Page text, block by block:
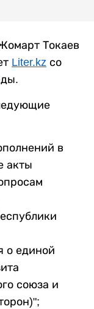
Токаев
Liter.kz со
в
акты
о единой
союза и